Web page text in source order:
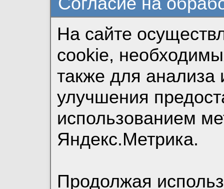
На сайте
cookie,
также для анализа
улучшения
использованием
Яндекс.Метрика.
Продолжая